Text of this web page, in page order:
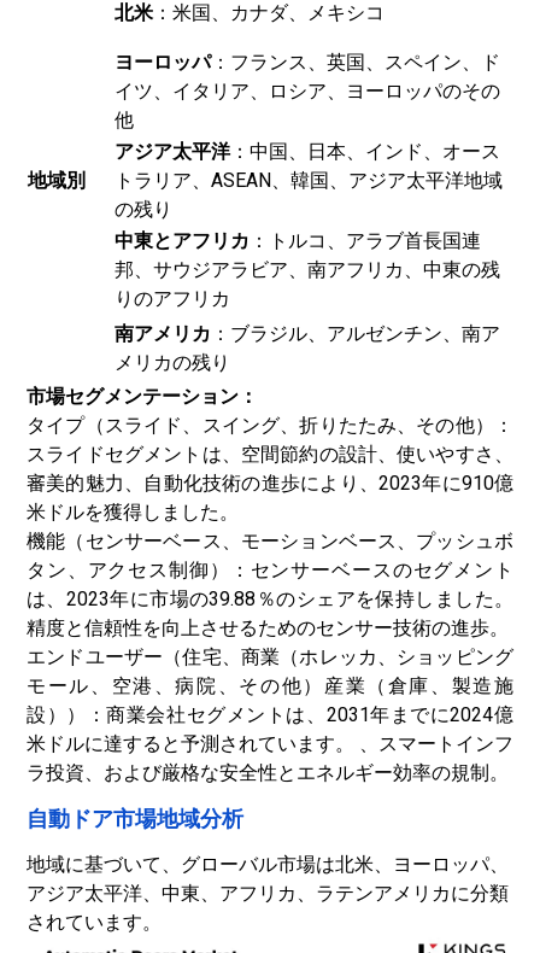
地域別
北米 ：米国、カナダ、メキシコ
ヨーロッパ：フランス、英国、スペイン、ド
イツ、イタリア、ロシア、ヨーロッパのその
他
アジア太平洋：中国、日本、インド、オース
トラリア、ASEAN、韓国、アジア太平洋地域
の残り
中東とアフリカ ：トルコ、アラブ首長国連
邦、サウジアラビア、南アフリカ、中東の残
りのアフリカ
南アメリカ ：ブラジル、アルゼンチン、南ア
メリカの残り
市場セグメンテーション：
タイプ（スライド、スイング、折りたたみ、その他）：
スライドセグメントは、空間節約の設計、使いやすさ、
審美的魅力、自動化技術の進歩により、2023年に910億
米ドルを獲得しました。
機能（センサーベース、モーションベース、プッシュボ
タン、アクセス制御）：センサーベースのセグメント
は、2023年に市場の39.88％のシェアを保持しました。
精度と信頼性を向上させるためのセンサー技術の進歩。
エンドユーザー（住宅、商業（ホレッカ、ショッピング
モール、空港、病院、その他）産業（倉庫、製造施
設））：商業会社セグメントは、2031年までに2024億
米ドルに達すると予測されています。 、スマートインフ
ラ投資、および厳格な安全性とエネルギー効率の規制。
自動ドア市場地域分析
地域に基づいて、グローバル市場は北米、ヨーロッパ、
アジア太平洋、中東、アフリカ、ラテンアメリカに分類
されています。